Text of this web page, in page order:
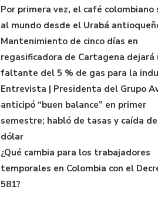
Por primera vez, el café colombiano
al mundo desde el Urabá
Mantenimiento de cinco días en
regasificadora de Cartagena dejará
faltante del 5 % de gas para la
Entrevista | Presidenta del Grupo
anticipó “buen balance” en primer
semestre; habló de tasas y caída
dólar
¿Qué cambia para los trabajadores
temporales en Colombia con el
581?